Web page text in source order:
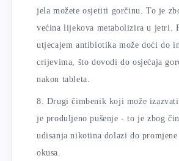
jela možete osjetiti gorčinu. To je
većina lijekova metabolizira u jetri.
utjecajem antibiotika može doći do
crijevima, što dovodi do osjećaja
nakon tableta.
Drugi čimbenik koji može
je produljeno pušenje - to je zbog
udisanja nikotina dolazi do
okusa.